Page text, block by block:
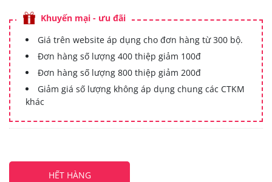
Khuyến mại - ưu đãi
Giá trên website áp dụng cho đơn hàng từ 300 bộ.
Đơn hàng số lượng 400 thiệp giảm 100đ
Đơn hàng số lượng 800 thiệp giảm 200đ
Giảm giá số lượng không áp dụng chung các CTKM
khác
HẾT HÀNG